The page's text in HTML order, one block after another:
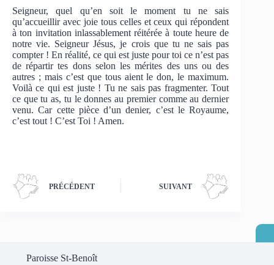
Seigneur, quel qu’en soit le moment tu ne sais
qu’accueillir avec joie tous celles et ceux qui répondent
à ton invitation inlassablement réitérée à toute heure de
notre vie. Seigneur Jésus, je crois que tu ne sais pas
compter ! En réalité, ce qui est juste pour toi ce n’est pas
de répartir tes dons selon les mérites des uns ou des
autres ; mais c’est que tous aient le don, le maximum.
Voilà ce qui est juste ! Tu ne sais pas fragmenter. Tout
ce que tu as, tu le donnes au premier comme au dernier
venu. Car cette pièce d’un denier, c’est le Royaume,
c’est tout ! C’est Toi ! Amen.
PRÉCÉDENT SUIVANT
Paroisse St-Benoît